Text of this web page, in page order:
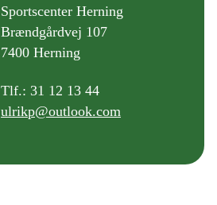
Sportscenter Herning
Brændgårdvej 107
7400 Herning
Tlf.: 31 12 13 44
ulrikp@outlook.com